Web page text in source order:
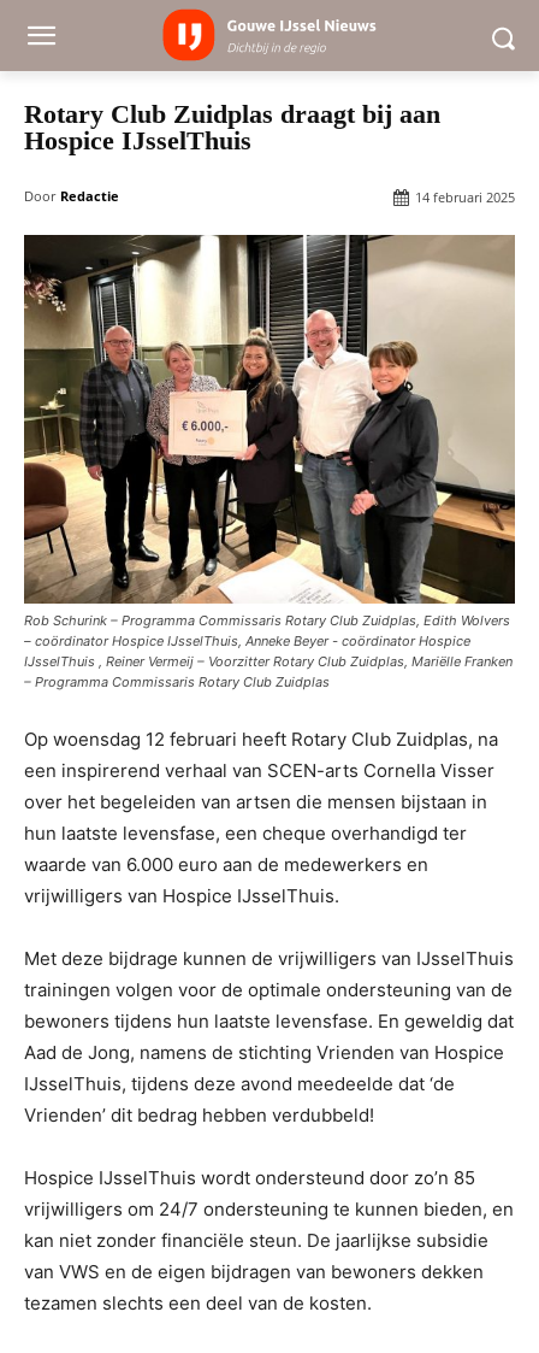
Rotary Club Zuidplas draagt bij aan
Hospice IJsselThuis
Door Redactie 14 februari 2025
Rob Schurink – Programma Commissaris Rotary Club Zuidplas, Edith Wolvers
– coördinator Hospice IJsselThuis, Anneke Beyer - coördinator Hospice
IJsselThuis , Reiner Vermeij – Voorzitter Rotary Club Zuidplas, Mariëlle Franken
– Programma Commissaris Rotary Club Zuidplas
Op woensdag 12 februari heeft Rotary Club Zuidplas, na
een inspirerend verhaal van SCEN-arts Cornella Visser
over het begeleiden van artsen die mensen bijstaan in
hun laatste levensfase, een cheque overhandigd ter
waarde van 6.000 euro aan de medewerkers en
vrijwilligers van Hospice IJsselThuis.
Met deze bijdrage kunnen de vrijwilligers van IJsselThuis
trainingen volgen voor de optimale ondersteuning van de
bewoners tijdens hun laatste levensfase. En geweldig dat
Aad de Jong, namens de stichting Vrienden van Hospice
IJsselThuis, tijdens deze avond meedeelde dat ‘de
Vrienden’ dit bedrag hebben verdubbeld!
Hospice IJsselThuis wordt ondersteund door zo’n 85
vrijwilligers om 24/7 ondersteuning te kunnen bieden, en
kan niet zonder financiële steun. De jaarlijkse subsidie
van VWS en de eigen bijdragen van bewoners dekken
tezamen slechts een deel van de kosten.